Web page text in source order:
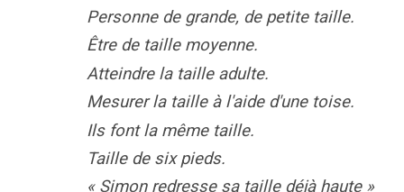
Personne de grande, de petite taille.
Être de taille moyenne.
Atteindre la taille adulte.
Mesurer la taille à l'aide d'une toise.
Ils font la même taille.
Taille de six pieds.
« Simon redresse sa taille déjà haute »